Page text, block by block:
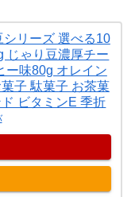
シリーズ 選べる10
じゃり豆濃厚チー
ー味80g オレイン
子 駄菓子 お茶菓
ビタミンE 季折